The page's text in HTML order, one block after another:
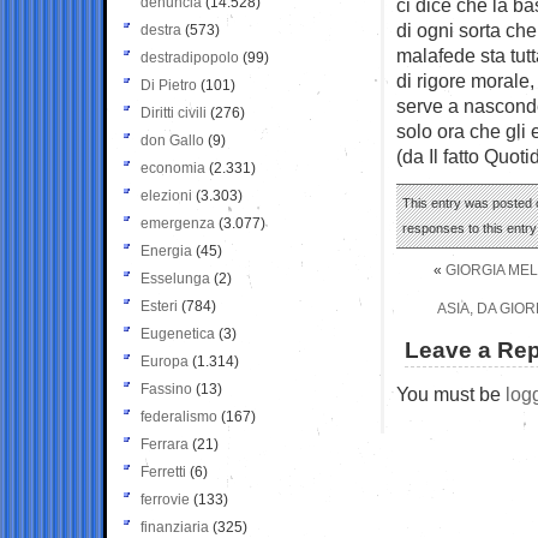
ci dice che la
di ogni sorta
malafede sta
di rigore
serve a
solo ora che gli
(da Il fatto
This entry was posted
responses to this
« GIORGIA
ASIA, DA
Leave a
You must be
destra (573)
destradipopolo (99)
Di Pietro (101)
Diritti civili (276)
don Gallo (9)
economia (2.331)
elezioni (3.303)
emergenza (3.077)
Energia (45)
Esselunga (2)
Esteri (784)
Eugenetica (3)
Europa (1.314)
Fassino (13)
federalismo (167)
Ferrara (21)
Ferretti (6)
ferrovie (133)
finanziaria (325)